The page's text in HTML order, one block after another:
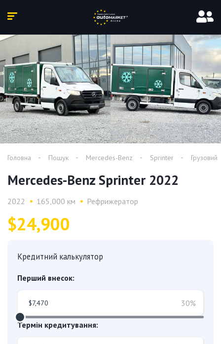
Головна Пошук Mercedes-Benz Sprinter Грузовий
Mercedes-Benz Sprinter 2022
2022 165,000 км Рефрижератор
$24,900
Кредитний калькулятор
Перший внесок:
30%
Термін кредитування: